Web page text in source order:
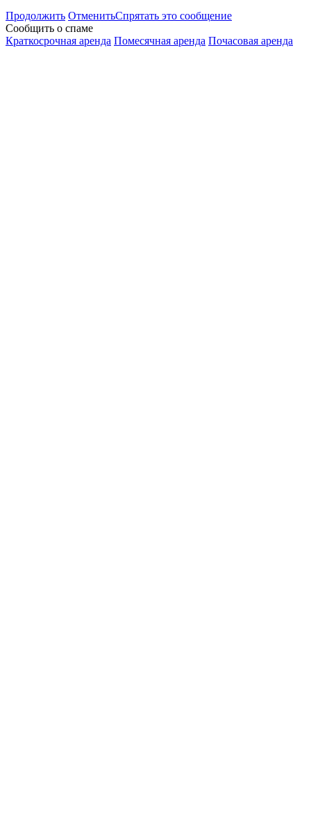
Продолжить ОтменитьСпрятать это сообщение
Сообщить о спаме
Краткосрочная аренда Помесячная аренда Почасовая аренда